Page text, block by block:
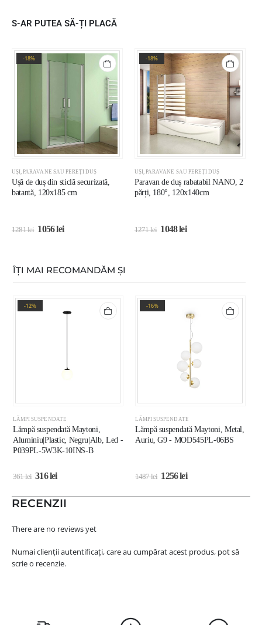
S-AR PUTEA SĂ-ȚI PLACĂ
-18%
UȘI, PARAVANE SAU PEREȚI DUȘ
Ușă de duș din sticlă securizată,
batantă, 120x185 cm
1281lei 1056lei
-18%
UȘI, PARAVANE SAU PEREȚI DUȘ
Paravan de duș rabatabil NANO, 2
părți, 180°, 120x140cm
1271lei 1048lei
ÎȚI MAI RECOMANDĂM ȘI
-12%
LĂMPI SUSPENDATE
Lămpă suspendată Maytoni,
Aluminiu|Plastic, Negru|Alb, Led -
P039PL-5W3K-10INS-B
361lei 316lei
-16%
LĂMPI SUSPENDATE
Lămpă suspendată Maytoni, Metal,
Auriu, G9 - MOD545PL-06BS
1487lei 1256lei
RECENZII
There are no reviews yet
Numai clienții autentificați, care au cumpărat acest produs, pot să
scrie o recenzie.